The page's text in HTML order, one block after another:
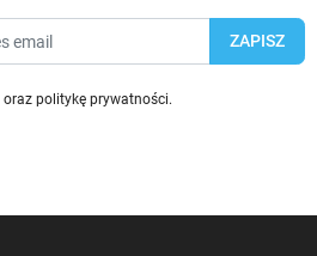
oraz politykę prywatności.